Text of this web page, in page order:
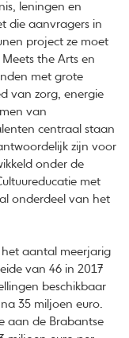
leningen en
die aanvragers in
project ze moet
the Arts en
met grote
van zorg, energie
van
centraal staan
zijn voor
onder de
met
onderdeel van het
het aantal meerjarig
van 46 in 2017
beschikbaar
35 miljoen euro.
aan de Brabantse